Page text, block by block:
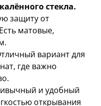
стекла.
защиту от
матовые,
вариант для
где важно
и удобный
открывания